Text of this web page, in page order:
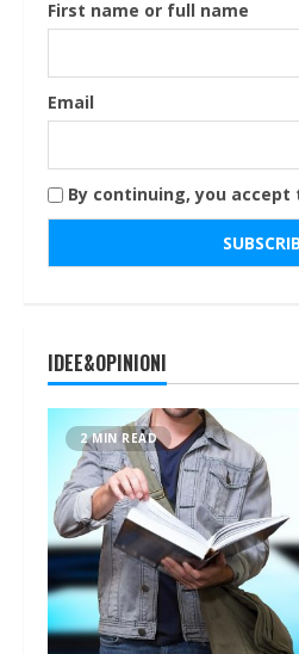
First name or full name
Email
By continuing, you accept
IDEE&OPINIONI
2 MIN READ